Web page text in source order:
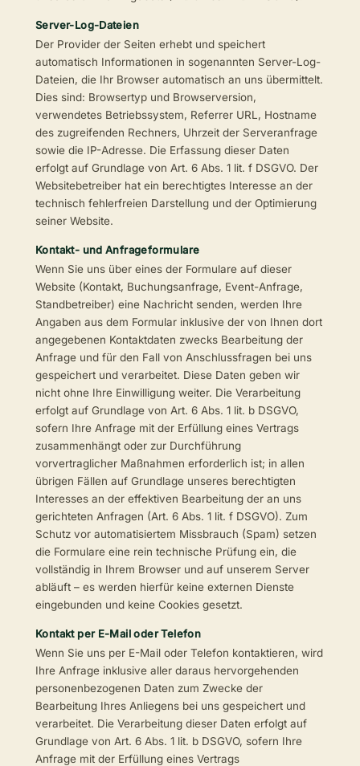
Server-Log-Dateien
Der Provider der Seiten erhebt und speichert
automatisch Informationen in sogenannten Server-Log-
Dateien, die Ihr Browser automatisch an uns übermittelt.
Dies sind: Browsertyp und Browserversion,
verwendetes Betriebssystem, Referrer URL, Hostname
des zugreifenden Rechners, Uhrzeit der Serveranfrage
sowie die IP-Adresse. Die Erfassung dieser Daten
erfolgt auf Grundlage von Art. 6 Abs. 1 lit. f DSGVO. Der
Websitebetreiber hat ein berechtigtes Interesse an der
technisch fehlerfreien Darstellung und der Optimierung
seiner Website.
Kontakt- und Anfrageformulare
Wenn Sie uns über eines der Formulare auf dieser
Website (Kontakt, Buchungsanfrage, Event-Anfrage,
Standbetreiber) eine Nachricht senden, werden Ihre
Angaben aus dem Formular inklusive der von Ihnen dort
angegebenen Kontaktdaten zwecks Bearbeitung der
Anfrage und für den Fall von Anschlussfragen bei uns
gespeichert und verarbeitet. Diese Daten geben wir
nicht ohne Ihre Einwilligung weiter. Die Verarbeitung
erfolgt auf Grundlage von Art. 6 Abs. 1 lit. b DSGVO,
sofern Ihre Anfrage mit der Erfüllung eines Vertrags
zusammenhängt oder zur Durchführung
vorvertraglicher Maßnahmen erforderlich ist; in allen
übrigen Fällen auf Grundlage unseres berechtigten
Interesses an der effektiven Bearbeitung der an uns
gerichteten Anfragen (Art. 6 Abs. 1 lit. f DSGVO). Zum
Schutz vor automatisiertem Missbrauch (Spam) setzen
die Formulare eine rein technische Prüfung ein, die
vollständig in Ihrem Browser und auf unserem Server
abläuft – es werden hierfür keine externen Dienste
eingebunden und keine Cookies gesetzt.
Kontakt per E-Mail oder Telefon
Wenn Sie uns per E-Mail oder Telefon kontaktieren, wird
Ihre Anfrage inklusive aller daraus hervorgehenden
personenbezogenen Daten zum Zwecke der
Bearbeitung Ihres Anliegens bei uns gespeichert und
verarbeitet. Die Verarbeitung dieser Daten erfolgt auf
Grundlage von Art. 6 Abs. 1 lit. b DSGVO, sofern Ihre
Anfrage mit der Erfüllung eines Vertrags